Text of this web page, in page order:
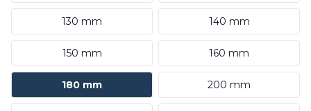
130 mm 140 mm
150 mm 160 mm
180 mm 200 mm